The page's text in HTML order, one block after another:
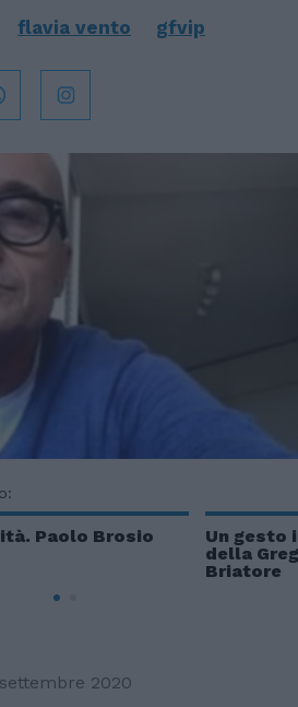
flavia vento gfvip
Paolo Brosio
Un gesto
della
Briatore
2020